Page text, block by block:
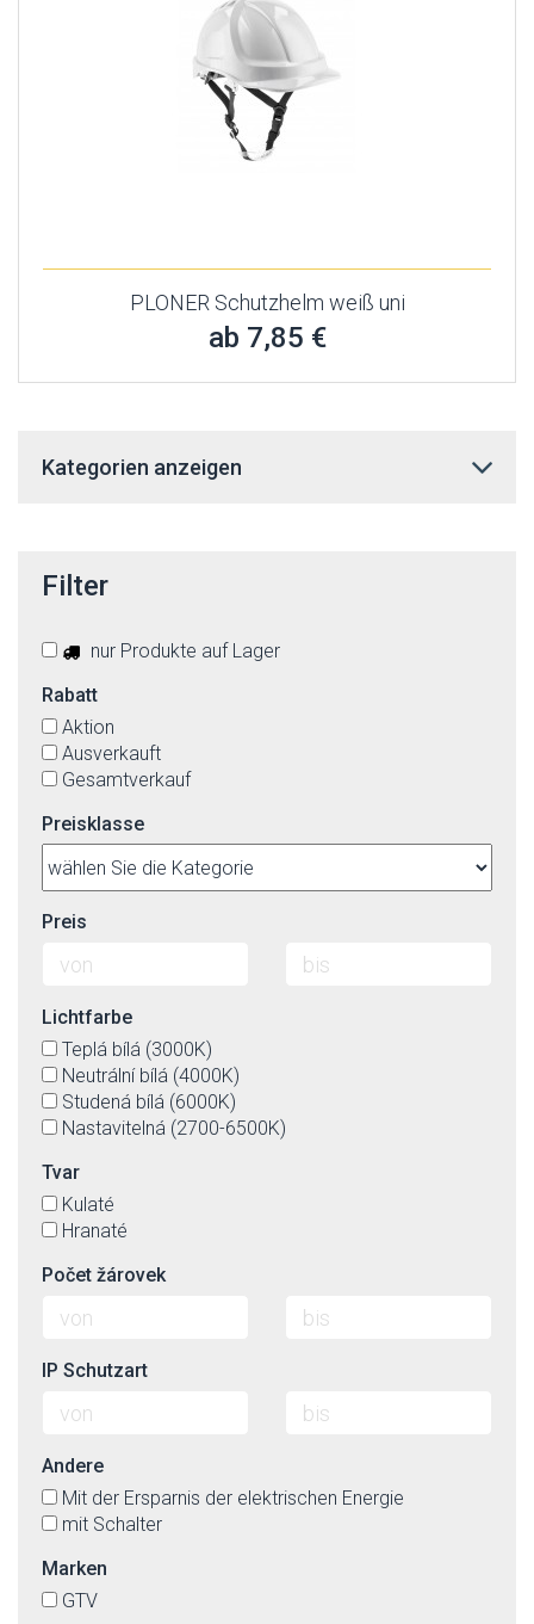
PLONER Schutzhelm weiß uni
ab 7,85 €
Kategorien anzeigen
Filter
nur Produkte auf Lager
Rabatt
Aktion
Ausverkauft
Gesamtverkauf
Preisklasse
Preis
Lichtfarbe
Teplá bílá (3000K)
Neutrální bílá (4000K)
Studená bílá (6000K)
Nastavitelná (2700-6500K)
Tvar
Kulaté
Hranaté
Počet žárovek
IP Schutzart
Andere
Mit der Ersparnis der elektrischen Energie
mit Schalter
Marken
GTV